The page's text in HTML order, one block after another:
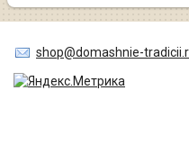
shop@domashnie-